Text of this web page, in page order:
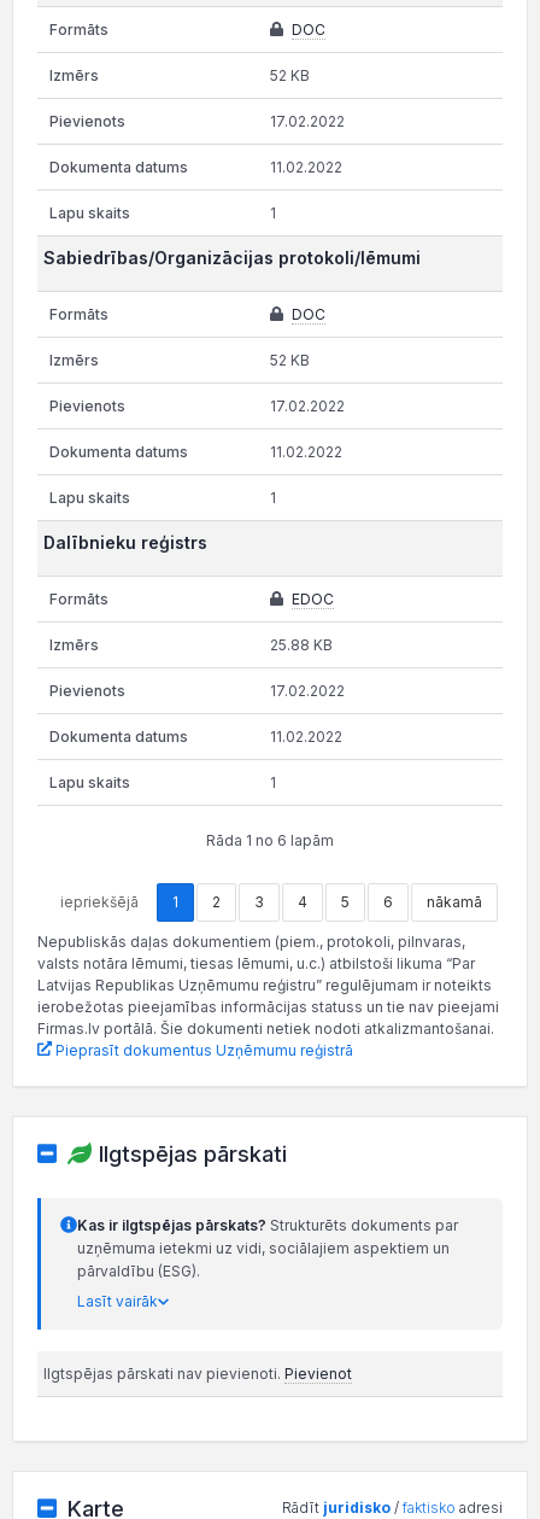
DOC
52 KB
17.02.2022
11.02.2022
1
Sabiedrības/Organizācijas protokoli/lēmumi
DOC
52 KB
17.02.2022
11.02.2022
1
Dalībnieku reģistrs
EDOC
25.88 KB
17.02.2022
11.02.2022
1
Rāda 1 no 6 lapām
iepriekšējā 1 2 3 4 5 6 nākamā
Nepubliskās daļas dokumentiem (piem., protokoli, pilnvaras,
valsts notāra lēmumi, tiesas lēmumi, u.c.) atbilstoši likuma “Par
Latvijas Republikas Uzņēmumu reģistru” regulējumam ir noteikts
ierobežotas pieejamības informācijas statuss un tie nav pieejami
Firmas.lv portālā. Šie dokumenti netiek nodoti atkalizmantošanai.
Pieprasīt dokumentus Uzņēmumu reģistrā
Ilgtspējas pārskati
Kas ir ilgtspējas pārskats? Strukturēts dokuments par
uzņēmuma ietekmi uz vidi, sociālajiem aspektiem un
pārvaldību (ESG).
Lasīt vairāk
Ilgtspējas pārskati nav pievienoti. Pievienot
Karte Rādīt juridisko /faktisko adresi